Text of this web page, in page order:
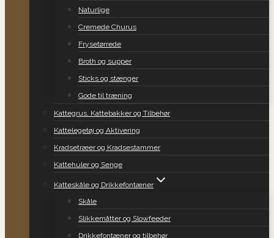
Naturlige
Cremede Churus
Frysetørrede
Broth og supper
Sticks og stænger
Gode til træning
Kattegrus, Kattebakker og Tilbehør
Kattelegetøj og Aktivering
Kradsetræer og Kradsestammer
Kattehuler og Senge
Katteskåle og Drikkefontæner
Skåle
Slikkemåtter og Slowfeeder
Drikkefontæner og tilbehør